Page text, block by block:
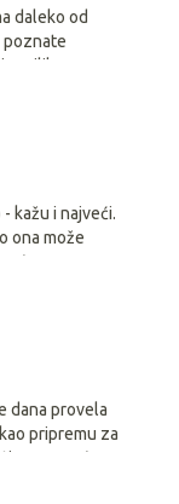
daleko od
poznate
prilika za
i
sadržaje
kažu i najveći.
ona može
dana provela
pripremu za
uz pomoć
HUB i